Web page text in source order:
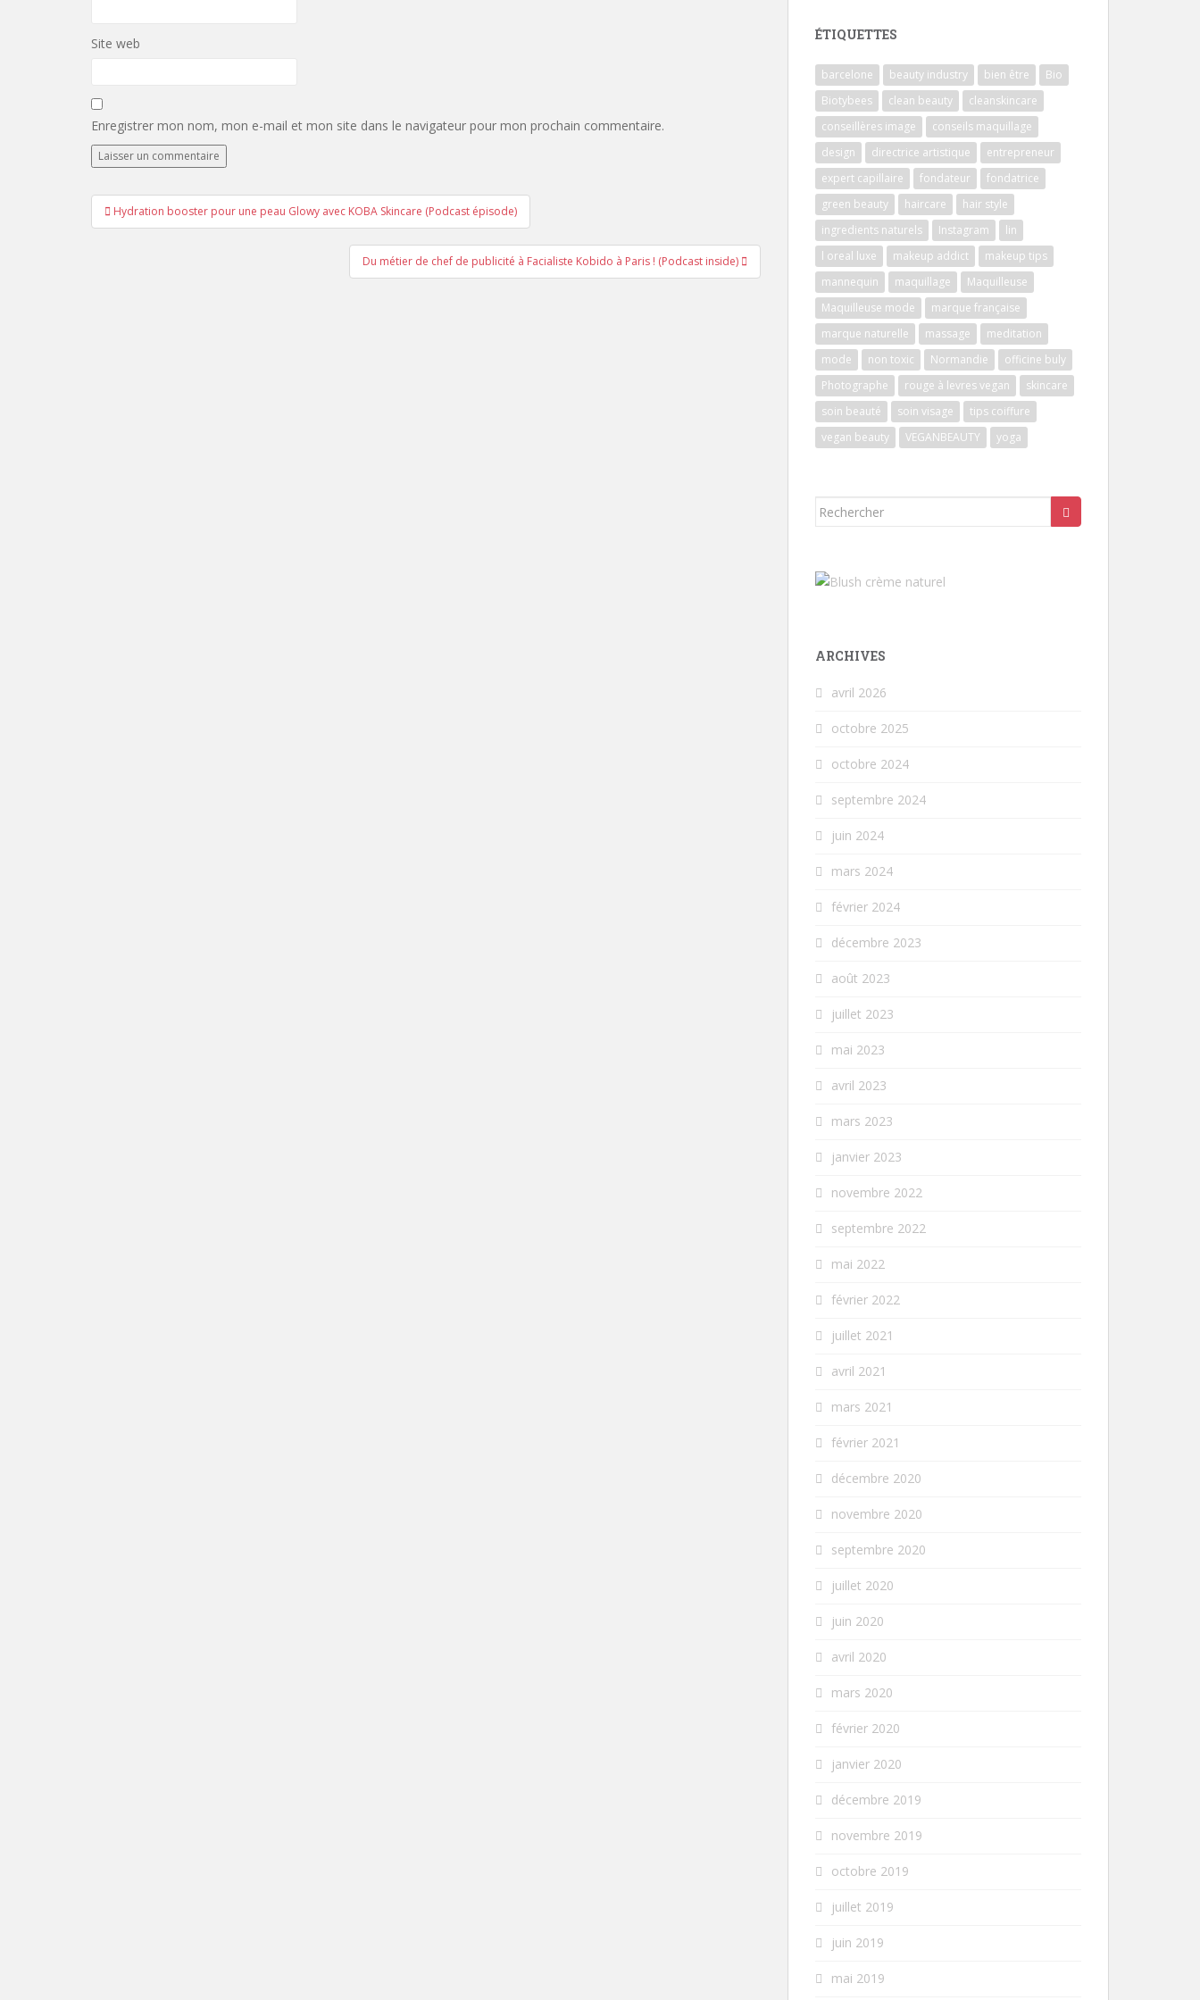
Site web
Enregistrer mon nom, mon e-mail et mon site dans le navigateur pour mon prochain commentaire.
Navigation
de
Hydration booster pour une peau Glowy avec KOBA Skincare (Podcast épisode)
Du métier de chef de publicité à Facialiste Kobido à Paris ! (Podcast inside)
ÉTIQUETTES
barcelone beauty industry bien être
Bio
Biotybees
clean beauty
cleanskincare
conseillères image
conseils maquillage
design
directrice artistique
entrepreneur
expert capillaire
fondateur
fondatrice
green beauty
haircare
hair style
ingredients naturels
Instagram
lin
l oreal luxe
makeup addict
makeup tips
mannequin
maquillage
Maquilleuse
Maquilleuse mode
marque française
marque naturelle
massage
meditation
mode
non toxic Normandie
officine buly
Photographe
rouge à levres vegan
skincare
soin beauté
soin visage
tips coiffure
vegan beauty
VEGANBEAUTY yoga
Rechercher...
ARCHIVES
avril 2026
octobre 2025
octobre 2024
septembre 2024
juin 2024
mars 2024
février 2024
décembre 2023
août 2023
juillet 2023
mai 2023
avril 2023
mars 2023
janvier 2023
novembre 2022
septembre 2022
mai 2022
février 2022
juillet 2021
avril 2021
mars 2021
février 2021
décembre 2020
novembre 2020
septembre 2020
juillet 2020
juin 2020
avril 2020
mars 2020
février 2020
janvier 2020
décembre 2019
novembre 2019
octobre 2019
juillet 2019
juin 2019
mai 2019